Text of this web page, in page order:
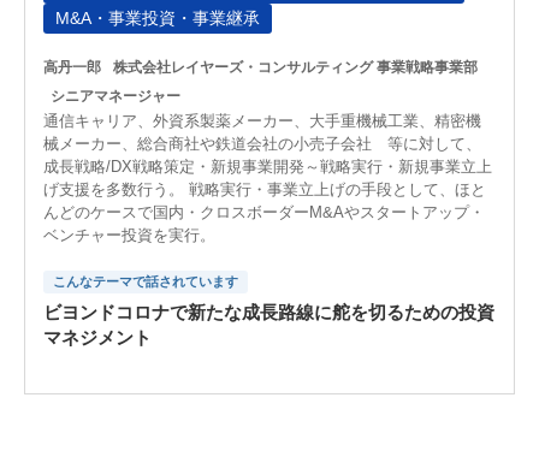
M&A・事業投資・事業継承
高丹一郎
株式会社レイヤーズ・コンサルティング 事業戦略事業部
シニアマネージャー
通信キャリア、外資系製薬メーカー、大手重機械工業、精密機
械メーカー、総合商社や鉄道会社の小売子会社 等に対して、
成長戦略/DX戦略策定・新規事業開発～戦略実行・新規事業立上
げ支援を多数行う。 戦略実行・事業立上げの手段として、ほと
んどのケースで国内・クロスボーダーM&Aやスタートアップ・
ベンチャー投資を実行。
こんなテーマで話されています
ビヨンドコロナで新たな成長路線に舵を切るための投資
マネジメント